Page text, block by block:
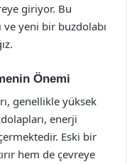
giriyor. Bu
ve yeni bir buzdolabı
Önemi
genellikle yüksek
enerji
Eski bir
hem de çevreye